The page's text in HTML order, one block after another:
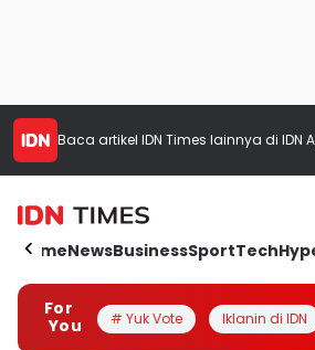
Baca artikel IDN Times lainnya di IDN
HomeNewsBusinessSportTech
For
You
# Yuk Vote Iklanin di IDN